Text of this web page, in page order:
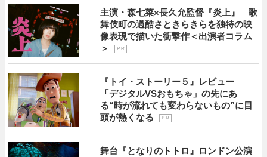
主演・森七菜×長久允監督『炎上』 歌
舞伎町の過酷さときらきらを独特の映
像表現で描いた衝撃作＜出演者コラム
＞
P R
『トイ・ストーリー５』レビュー
「デジタルVSおもちゃ」の先にあ
る“時が流れても変わらないもの”に目
頭が熱くなる
P R
舞台『となりのトトロ』ロンドン公演